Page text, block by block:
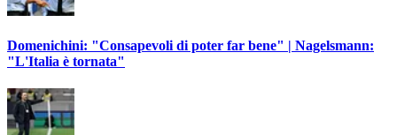
Domenichini: "Consapevoli di poter far bene" | Nagelsmann:
"L'Italia è tornata"